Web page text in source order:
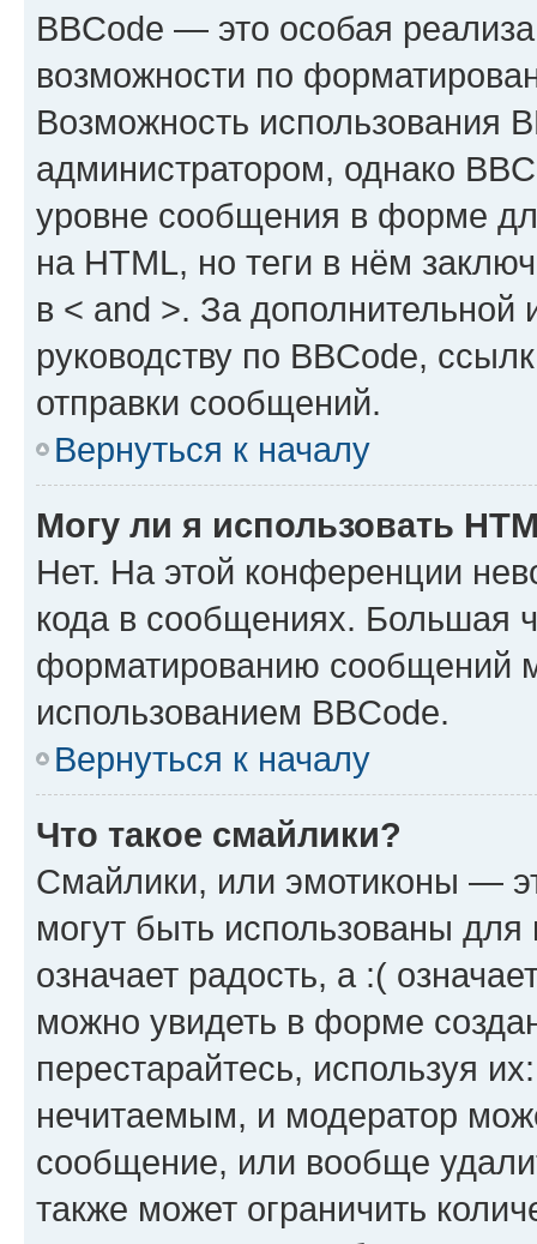
BBCode — это особая
возможности по
Возможность использования
администратором, однако
уровне сообщения в форме
на HTML, но теги в нём
в < and >. За
руководству по BBCode,
отправки сообщений.
Вернуться к началу
Могу ли я использовать
Нет. На этой конференции
кода в сообщениях. Большая
форматированию сообщений
использованием BBCode.
Вернуться к началу
Что такое смайлики?
Смайлики, или эмотиконы —
могут быть использованы
означает радость, а :(
можно увидеть в форме
перестарайтесь, используя
нечитаемым, и модератор
сообщение, или вообще
также может ограничить